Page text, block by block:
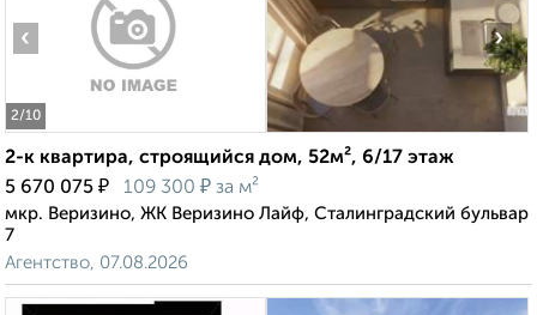
2/10
‹ ›
2-к квартира, строящийся дом, 52м², 6/17 этаж
5 670 075 ₽ 109 300 ₽ за м²
мкр. Веризино, ЖК Веризино Лайф, Сталинградский бульвар
7
Агентство, 07.08.2026